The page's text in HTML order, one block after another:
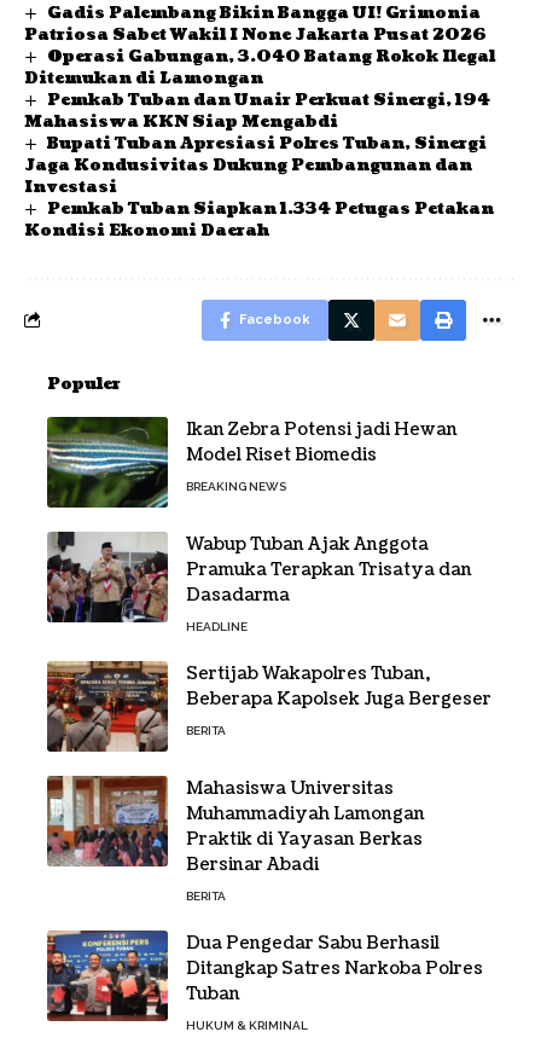
Gadis Palembang Bikin Bangga UI! Grimonia
Patriosa Sabet Wakil I None Jakarta Pusat 2026
Operasi Gabungan, 3.040 Batang Rokok Ilegal
Ditemukan di Lamongan
Pemkab Tuban dan Unair Perkuat Sinergi, 194
Mahasiswa KKN Siap Mengabdi
Bupati Tuban Apresiasi Polres Tuban, Sinergi
Jaga Kondusivitas Dukung Pembangunan dan
Investasi
Pemkab Tuban Siapkan 1.334 Petugas Petakan
Kondisi Ekonomi Daerah
Facebook
Populer
Ikan Zebra Potensi jadi Hewan
Model Riset Biomedis
BREAKING NEWS
Wabup Tuban Ajak Anggota
Pramuka Terapkan Trisatya dan
Dasadarma
HEADLINE
Sertijab Wakapolres Tuban,
Beberapa Kapolsek Juga Bergeser
BERITA
Mahasiswa Universitas
Muhammadiyah Lamongan
Praktik di Yayasan Berkas
Bersinar Abadi
BERITA
Dua Pengedar Sabu Berhasil
Ditangkap Satres Narkoba Polres
Tuban
HUKUM & KRIMINAL